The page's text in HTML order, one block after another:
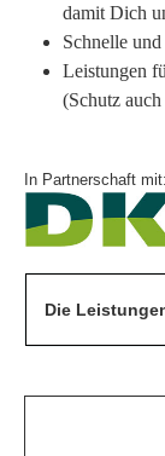
damit Dich
Schnelle
Leistungen
(Schutz
In Partnerschaft mit:
Die